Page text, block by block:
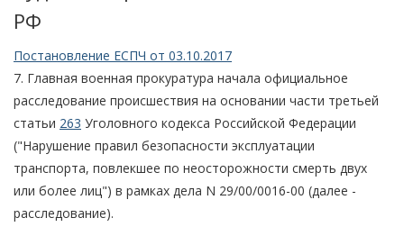
РФ
Постановление ЕСПЧ от 03.10.2017
7. Главная военная прокуратура начала официальное
расследование происшествия на основании части третьей
статьи 263 Уголовного кодекса Российской Федерации
("Нарушение правил безопасности эксплуатации
транспорта, повлекшее по неосторожности смерть двух
или более лиц") в рамках дела N 29/00/0016-00 (далее -
расследование).